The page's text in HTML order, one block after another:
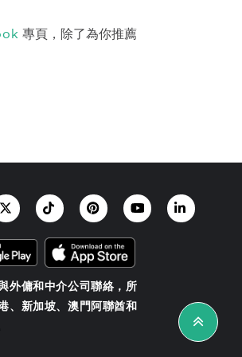
專頁，除了為你推薦
外傭和中介公司聯絡，所
、新加坡、澳門阿聯酋和